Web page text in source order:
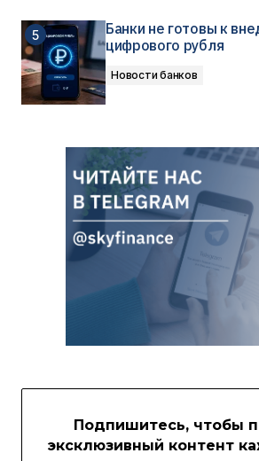
Банки не готовы к
цифрового рубля
Новости банков
Подпишитесь, чтобы
эксклюзивный контент